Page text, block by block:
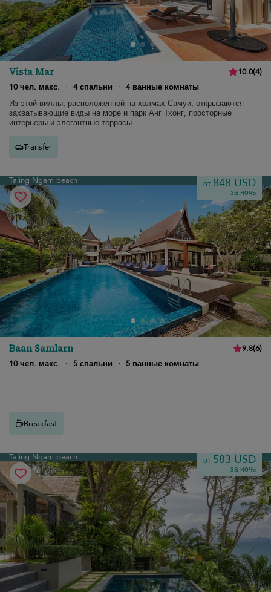
Vista Mar 10.0(4)
10 чел. макс.
· 4 спальни · 4 ванные комнаты
Из этой виллы, расположенной на холмах Самуи, открываются
захватывающие виды на море и парк Анг Тхонг, просторные
интерьеры и элегантные террасы
Transfer
Taling Ngam beach от 848 USD
за ночь
Baan Samlarn 9.8(6)
10 чел. макс.
· 5 спальни · 5 ванные комнаты
Breakfast
Taling Ngam beach от 583 USD
за ночь